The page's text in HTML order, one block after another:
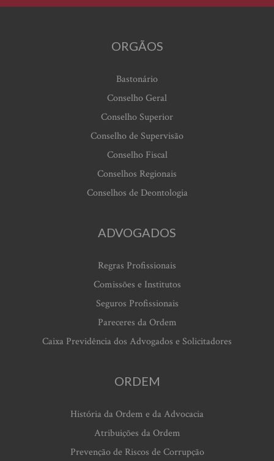
ORGÃOS
Bastonário
Conselho Geral
Conselho Superior
Conselho de Supervisão
Conselho Fiscal
Conselhos Regionais
Conselhos de Deontologia
ADVOGADOS
Regras Profissionais
Comissões e Institutos
Seguros Profissionais
Pareceres da Ordem
Caixa Previdência dos Advogados e Solicitadores
ORDEM
História da Ordem e da Advocacia
Atribuições da Ordem
Prevenção de Riscos de Corrupção